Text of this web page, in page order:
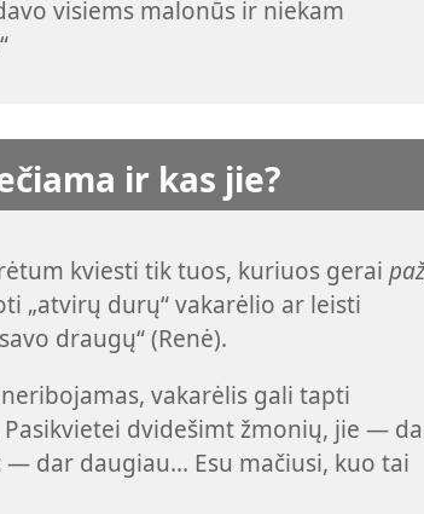
visiems malonūs ir niekam
ir kas jie?
kviesti tik tuos, kuriuos gerai
„atvirų durų“ vakarėlio ar leisti
draugų“ (Renė).
neribojamas, vakarėlis gali tapti
dvidešimt žmonių, jie —
dar daugiau... Esu mačiusi, kuo tai